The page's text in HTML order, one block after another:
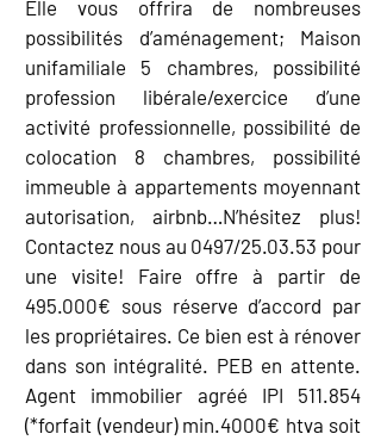
Elle vous offrira de nombreuses
possibilités d’aménagement; Maison
unifamiliale 5 chambres, possibilité
profession libérale/exercice d’une
activité professionnelle, possibilité de
colocation 8 chambres, possibilité
immeuble à appartements moyennant
autorisation, airbnb…N’hésitez plus!
Contactez nous au 0497/25.03.53 pour
une visite! Faire offre à partir de
495.000€ sous réserve d’accord par
les propriétaires. Ce bien est à rénover
dans son intégralité. PEB en attente.
Agent immobilier agréé IPI 511.854
(*forfait (vendeur) min.4000€ htva soit